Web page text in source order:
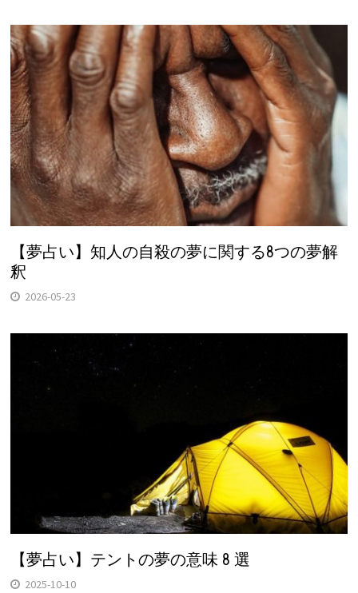
【夢占い】知人の自殺の夢に関する8つの夢解
釈
2026-05-23
【夢占い】テントの夢の意味 8 選
2025-10-10